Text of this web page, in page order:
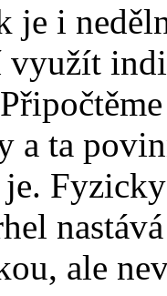
je i
a ta
ale